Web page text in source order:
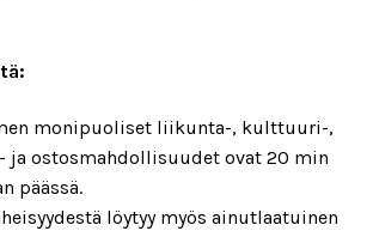
monipuoliset liikunta-, kulttuuri-,
ja ostosmahdollisuudet ovat 20 min
päässä.
löytyy myös ainutlaatuinen